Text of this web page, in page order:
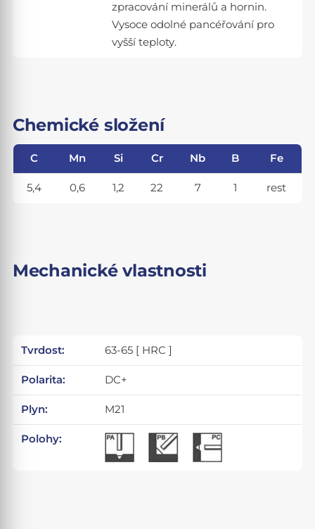
zpracování minerálů a hornin.
Vysoce odolné pancéřování pro
vyšší teploty.
Chemické složení
C Mn Si Cr Nb B Fe
5,4 0,6 1,2 22 7 1 rest
Mechanické vlastnosti
Tvrdost: 63-65 [ HRC ]
Polarita: DC+
Plyn: M21
Polohy: